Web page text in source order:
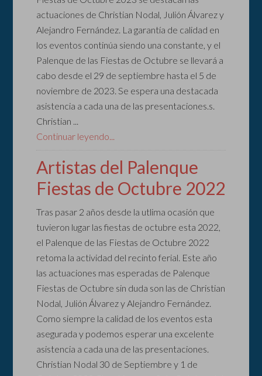
actuaciones de Christian Nodal, Julión Álvarez y
Alejandro Fernández. La garantía de calidad en
los eventos continúa siendo una constante, y el
Palenque de las Fiestas de Octubre se llevará a
cabo desde el 29 de septiembre hasta el 5 de
noviembre de 2023. Se espera una destacada
asistencia a cada una de las presentaciones.s.
Christian ...
Continuar leyendo...
Artistas del Palenque
Fiestas de Octubre 2022
Tras pasar 2 años desde la utlima ocasión que
tuvieron lugar las fiestas de octubre esta 2022,
el Palenque de las Fiestas de Octubre 2022
retoma la actividad del recinto ferial. Este año
las actuaciones mas esperadas de Palenque
Fiestas de Octubre sin duda son las de Christian
Nodal, Julión Álvarez y Alejandro Fernández.
Como siempre la calidad de los eventos esta
asegurada y podemos esperar una excelente
asistencia a cada una de las presentaciones.
Christian Nodal 30 de Septiembre y 1 de